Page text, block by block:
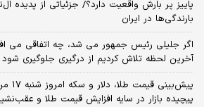
پاییز پر بارش واقعیت دارد؟/ جزئیاتی از پدیده
بارندگی‌ها در ایران
اگر جلیلی رئیس جمهور می شد، چه اتفاقی می
آخرین لحظه تلاش کردیم از درگیری جلوگیری شود
پیچیده بازار در سایه افزایش قیمت طلا و